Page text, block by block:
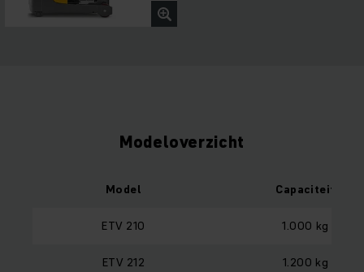
Modeloverzicht
Model Capaciteit
ETV 210 1.000 kg
ETV 212 1.200 kg